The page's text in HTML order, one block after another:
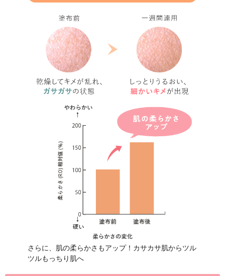
※1 「たまひよ赤ちゃんグッズ大賞
2062名による「実際に使ってよかっ
ート調査の結果をランキング形式で
※2集計期間：2001年1月〜2025年10
※3 ナチュラルマーククリームが第17
※4 調査時期／2025年9月〜2025年